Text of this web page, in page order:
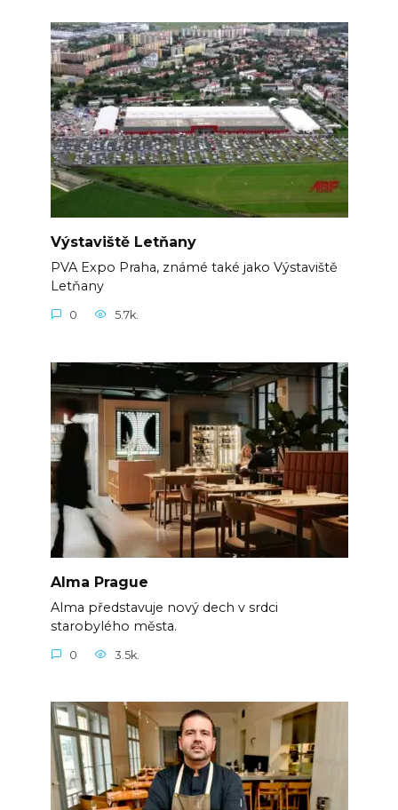
Výstaviště Letňany
PVA Expo Praha, známé také jako Výstaviště
Letňany
0 5.7k.
Alma Prague
Alma představuje nový dech v srdci
starobylého města.
0 3.5k.